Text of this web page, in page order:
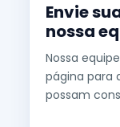
Envie
nossa
Nossa
página para
possam